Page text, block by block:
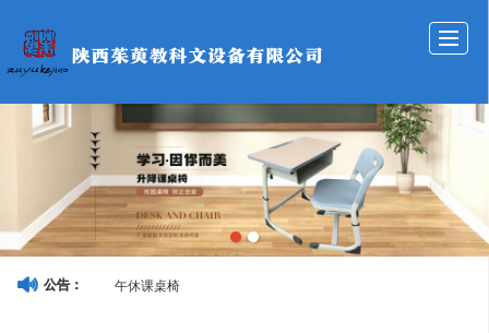
网站首页 公司介绍 产品展示 新闻资讯 成功案例
招贤纳士 联系我们
公告： 午休课桌椅